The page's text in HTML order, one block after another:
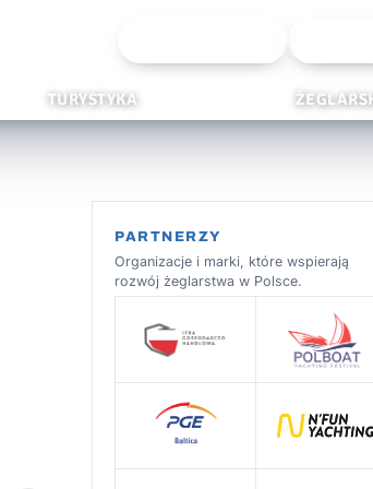
TURYSTYKA
PARTNERZY
Organizacje i marki, które wspierają
rozwój żeglarstwa w Polsce.